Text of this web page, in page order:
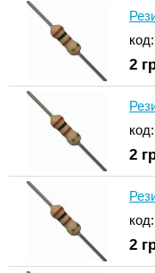
код:
2
код:
2
код:
2